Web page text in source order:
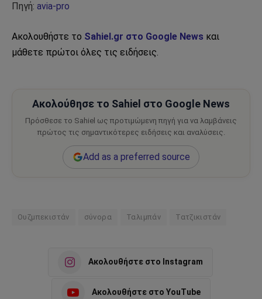
Πηγή: avia-pro
Ακολουθήστε το Sahiel.gr στο Google News και
μάθετε πρώτοι όλες τις ειδήσεις.
Ακολούθησε το Sahiel στο Google News
Πρόσθεσε το Sahiel ως προτιμώμενη πηγή για να λαμβάνεις
πρώτος τις σημαντικότερες ειδήσεις και αναλύσεις.
Add as a preferred source
Ουζμπεκιστάν σύνορα Ταλιμπάν Τατζικιστάν
Ακολουθήστε στο Instagram
Ακολουθήστε στο YouTube